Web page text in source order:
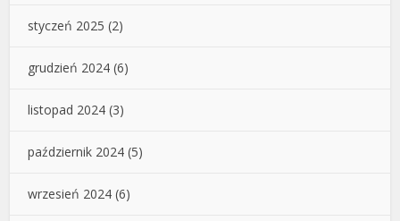
styczeń 2025 (2)
grudzień 2024 (6)
listopad 2024 (3)
październik 2024 (5)
wrzesień 2024 (6)